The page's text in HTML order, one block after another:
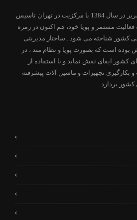
شرکت بین الملل عمران سریر در سال 1384 با مرکزیت در تهران تاسیس
مستمر و پویا خود، هم اکنون در زمره
کشور شناخته می شود . ساختار مدیریتی
بوده است که بصورت پویا و نظام مند ، در
کشور ایفای نقش نماید و با استفاده از
تجهیزات و ماشین آلات پیشرفته
بردارد.